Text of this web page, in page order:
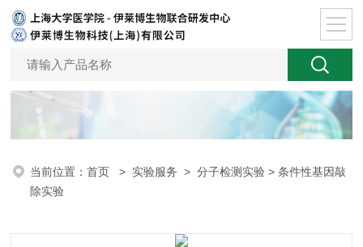
当前位置：首页 > 实验服务 >分子检测实验 > 条件性基因敲
除实验